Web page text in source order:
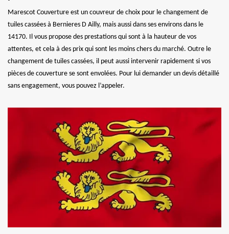
Marescot Couverture est un couvreur de choix pour le changement de
tuiles cassées à Bernieres D Ailly, mais aussi dans ses environs dans le
14170. Il vous propose des prestations qui sont à la hauteur de vos
attentes, et cela à des prix qui sont les moins chers du marché. Outre le
changement de tuiles cassées, il peut aussi intervenir rapidement si vos
pièces de couverture se sont envolées. Pour lui demander un devis détaillé
sans engagement, vous pouvez l’appeler.